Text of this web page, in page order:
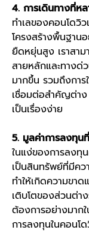
4. การเดินทางที่ห
ทำเลของคอนโดวิว
โครงสร้างพื้นฐาน
ยืดหยุ่นสูง เราสา
สายหลักและทางด่
มากขึ้น รวมถึงการ
เชื่อมต่อสำคัญต่าง
เป็นเรื่องง่าย
5. มูลค่าการลงทุน
ในแง่ของการลงทุ
เป็นสินทรัพย์ที่มีค
ทำให้เกิดความขา
เติบโตของส่วนต่า
ต้องการอย่างมาก
การลงทุนในคอนโด